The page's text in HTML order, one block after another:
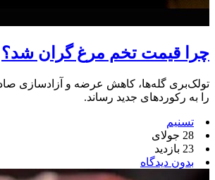
چرا قیمت تخم مرغ گران شد؟
تولک‌بری گله‌ها، کاهش عرضه و آزادسازی
را به رکوردهای جدید رساند.
تسنیم
28 جولای
23 بازدید
بدون دیدگاه